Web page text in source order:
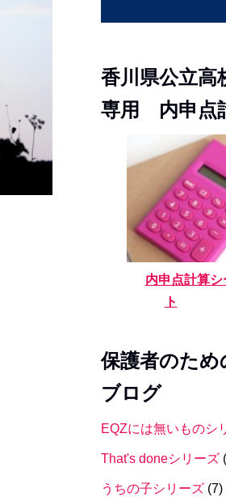
香川県公立高
専用 内申点
内申点計算シ
ト
保護者のため
ブログ
EQZには無いものシ
That's doneシリーズ
うちの子シリーズ (7)